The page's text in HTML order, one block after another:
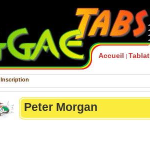
Accueil |
Inscription
Peter Morgan